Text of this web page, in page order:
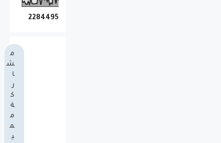
2284495
م
ش
ا
ر
ك
ة
م
م
ي